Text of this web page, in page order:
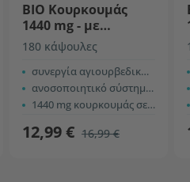
BIO Κουρκουμάς
1440 mg - με
τζίντζερ και μαύρο
πιπέρι
180 κάψουλες
συνεργία αγιουρβεδικών συστατικών
ανοσοποιητικό σύστημα, αναπνευστικό σύστημα, κυκλοφορικό σύστημα
1440 mg κουρκουμάς σε 2 κάψουλες
12,99 € 16,99 €